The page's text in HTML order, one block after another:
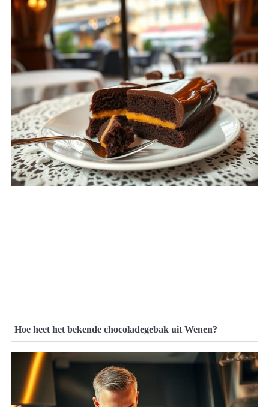
Hoe heet het bekende chocoladegebak uit Wenen?